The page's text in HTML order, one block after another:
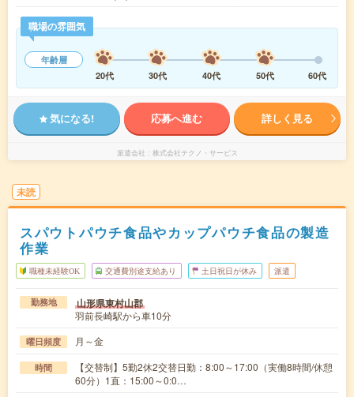
職場の雰囲気
年齢層
20代
30代 40代 50代 60代
気になる! 応募へ進む 詳しく見る
派遣会社 株式会社テクノ・サービス
未読
スパウトパウチ食品やカップパウチ食品の製造
作業
職種未経験OK 交通費別途支給あり 土日祝日が休み 派遣
勤務地 山形県東村山郡
羽前長崎駅から車10分
曜日頻度 月～金
時間
【交替制】5勤2休2交替日勤：8:00～17:00（実働8時間/休憩
60分）1直：15:00～0:0…